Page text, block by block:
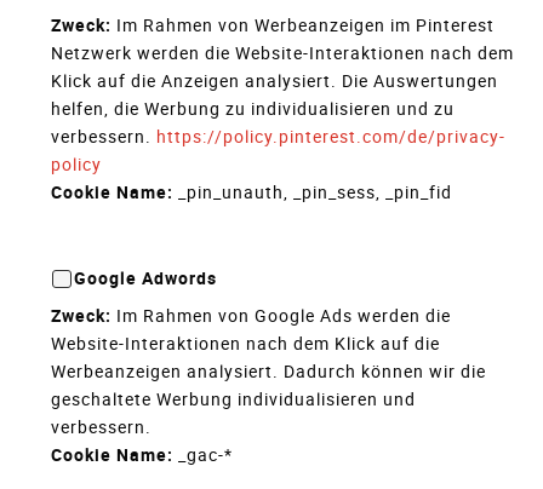
Zweck: Im Rahmen von Werbeanzeigen im Pinterest
Netzwerk werden die Website-Interaktionen nach dem
Klick auf die Anzeigen analysiert. Die Auswertungen
helfen, die Werbung zu individualisieren und zu
verbessern. https://policy.pinterest.com/de/privacy-
policy
Cookie Name: _pin_unauth, _pin_sess, _pin_fid
Google Adwords
Zweck: Im Rahmen von Google Ads werden die
Website-Interaktionen nach dem Klick auf die
Werbeanzeigen analysiert. Dadurch können wir die
geschaltete Werbung individualisieren und
verbessern.
Cookie Name: _gac-*